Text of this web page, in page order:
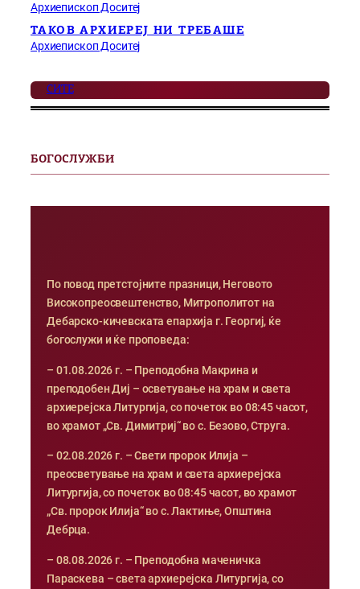
Архиепископ Доситеј
ТАКОВ АРХИЕРЕЈ НИ ТРЕБАШЕ
Архиепископ Доситеј
СИТЕ
БОГОСЛУЖБИ
По повод претстојните празници, Неговото
Високопреосвештенство, Митрополитот на
Дебарско-кичевската епархија г. Георгиј, ќе
богослужи и ќе проповеда:
– 01.08.2026 г. – Преподобна Макрина и
преподобен Диј – осветување на храм и света
архиерејска Литургија, со почеток во 08:45 часот,
во храмот „Св. Димитриј“ во с. Безово, Струга.
– 02.08.2026 г. – Свети пророк Илија –
преосветување на храм и света архиерејска
Литургија, со почеток во 08:45 часот, во храмот
„Св. пророк Илија“ во с. Лактиње, Општина
Дебрца.
– 08.08.2026 г. – Преподобна маченичка
Параскева – света архиерејска Литургија, со